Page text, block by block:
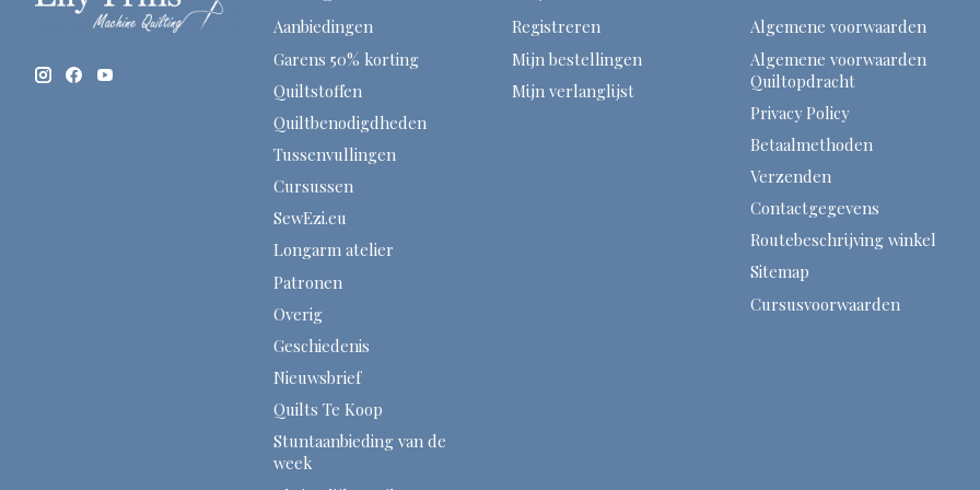
Aanbiedingen
Garens 50% korting
Quiltstoffen
Quiltbenodigdheden
Tussenvullingen
Cursussen
SewEzi.eu
Longarm atelier
Patronen
Overig
Geschiedenis
Nieuwsbrief
Quilts Te Koop
Stuntaanbieding van de
week
Registreren
Mijn bestellingen
Mijn verlanglijst
Algemene voorwaarden
Algemene voorwaarden
Quiltopdracht
Privacy Policy
Betaalmethoden
Verzenden
Contactgegevens
Routebeschrijving winkel
Sitemap
Cursusvoorwaarden